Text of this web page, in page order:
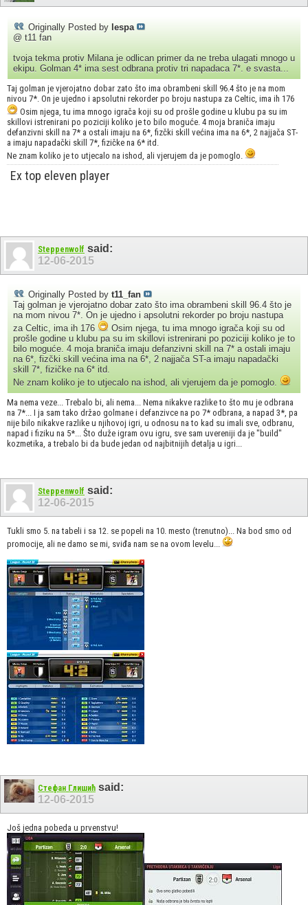
Originally Posted by lespa
@ t11 fan
tvoja tekma protiv Milana je odlican primer da ne treba ulagati mnogo u
ekipu. Golman 4* ima sest odbrana protiv tri napadaca 7*. e svasta...
Taj golman je vjerojatno dobar zato što ima obrambeni skill 96.4 što je na mom
nivou 7*. On je ujedno i apsolutni rekorder po broju nastupa za Celtic, ima ih 176
Osim njega, tu ima mnogo igrača koji su od prošle godine u klubu pa su im
skillovi istrenirani po poziciji koliko je to bilo moguće. 4 moja braniča imaju
defanzivni skill na 7* a ostali imaju na 6*, fizčki skill većina ima na 6*, 2 najjača ST-
a imaju napadački skill 7*, fizičke na 6* itd.
Ne znam koliko je to utjecalo na ishod, ali vjerujem da je pomoglo.
Ex top eleven player
Steppenwolf said:
12-06-2015
Originally Posted by t11_fan
Taj golman je vjerojatno dobar zato što ima obrambeni skill 96.4 što je
na mom nivou 7*. On je ujedno i apsolutni rekorder po broju nastupa
za Celtic, ima ih 176
Osim njega, tu ima mnogo igrača koji su od
prošle godine u klubu pa su im skillovi istrenirani po poziciji koliko je to
bilo moguće. 4 moja braniča imaju defanzivni skill na 7* a ostali imaju
na 6*, fizčki skill većina ima na 6*, 2 najjača ST-a imaju napadački
skill 7*, fizičke na 6* itd.
Ne znam koliko je to utjecalo na ishod, ali vjerujem da je pomoglo.
Ma nema veze... Trebalo bi, ali nema... Nema nikakve razlike to što mu je odbrana
na 7*... I ja sam tako držao golmane i defanzivce na po 7* odbrana, a napad 3*, pa
nije bilo nikakve razlike u njihovoj igri, u odnosu na to kad su imali sve, odbranu,
napad i fiziku na 5*... Što duže igram ovu igru, sve sam uvereniji da je "build"
kozmetika, a trebalo bi da bude jedan od najbitnijih detalja u igri...
Steppenwolf said:
12-06-2015
Tukli smo 5. na tabeli i sa 12. se popeli na 10. mesto (trenutno)... Na bod smo od
promocije, ali ne damo se mi, sviđa nam se na ovom levelu...
Стефан Глишић said:
12-06-2015
Još jedna pobeda u prvenstvu!